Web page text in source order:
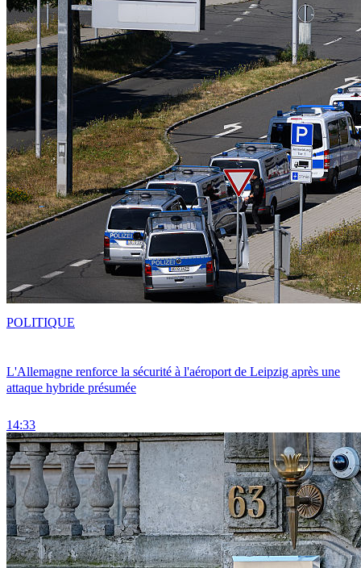
L'Allemagne renforce la sécurité à l'aéroport de Leipzig après une
attaque hybride présumée
14:33
POLITIQUE